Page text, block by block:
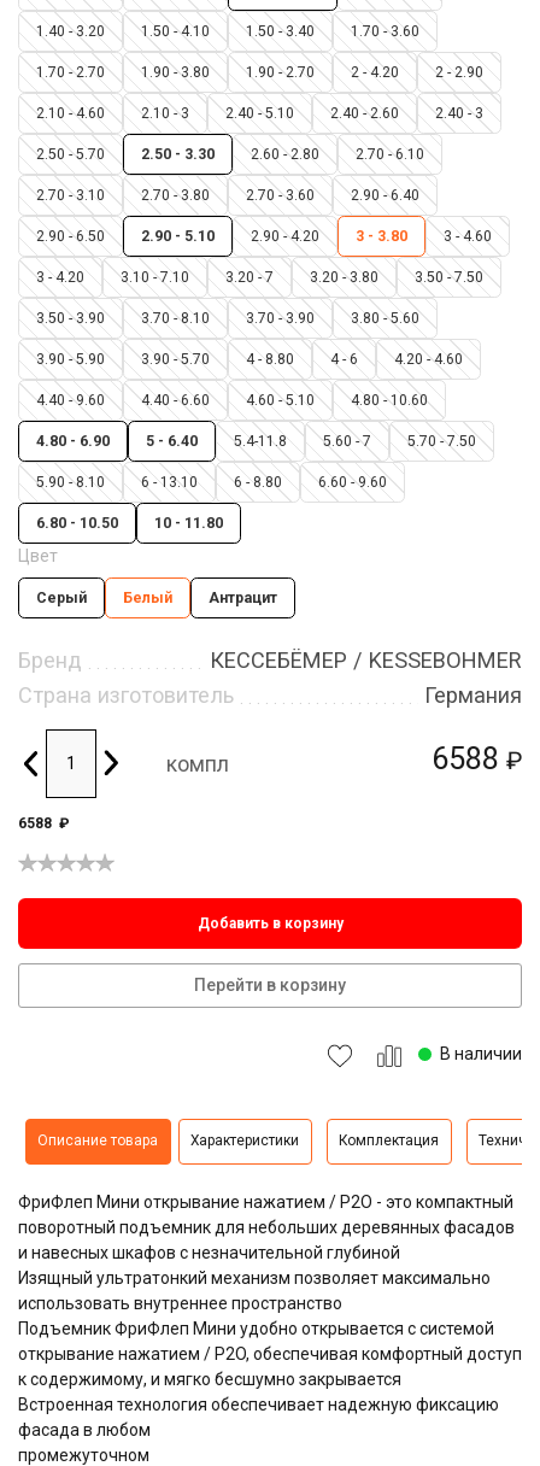
6588 ₽
1.40 - 3.20 1.50 - 4.10 1.50 - 3.40 1.70 - 3.60
1.70 - 2.70 1.90 - 3.80 1.90 - 2.70 2 - 4.20 2 - 2.90
2.10 - 4.60 2.10 - 3 2.40 - 5.10 2.40 - 2.60 2.40 - 3
2.50 - 5.70 2.50 - 3.30 2.60 - 2.80 2.70 - 6.10
2.70 - 3.10 2.70 - 3.80 2.70 - 3.60 2.90 - 6.40
2.90 - 6.50 2.90 - 5.10 2.90 - 4.20 3 - 3.80 3 - 4.60
3 - 4.20 3.10 - 7.10 3.20 - 7 3.20 - 3.80 3.50 - 7.50
3.50 - 3.90 3.70 - 8.10 3.70 - 3.90 3.80 - 5.60
3.90 - 5.90 3.90 - 5.70 4 - 8.80 4 - 6 4.20 - 4.60
4.40 - 9.60 4.40 - 6.60 4.60 - 5.10 4.80 - 10.60
4.80 - 6.90 5 - 6.40 5.4-11.8 5.60 - 7 5.70 - 7.50
5.90 - 8.10 6 - 13.10 6 - 8.80 6.60 - 9.60
6.80 - 10.50 10 - 11.80
Цвет
Серый Белый Антрацит
Бренд
КЕССЕБЁМЕР / KESSEBOHMER
Страна изготовитель
Германия
компл
6588 ₽
Добавить в корзину
Перейти в корзину
В наличии
Описание товара Характеристики Комплектация
ФриФлеп Мини открывание нажатием / P2O - это компактный
поворотный подъемник для небольших деревянных фасадов
и навесных шкафов с незначительной глубиной
Изящный ультратонкий механизм позволяет максимально
использовать внутреннее пространство
Подъемник ФриФлеп Мини удобно открывается с системой
открывание нажатием / P2O, обеспечивая комфортный доступ
к содержимому, и мягко бесшумно закрывается
Встроенная технология обеспечивает надежную фиксацию
фасада в любом
промежуточном